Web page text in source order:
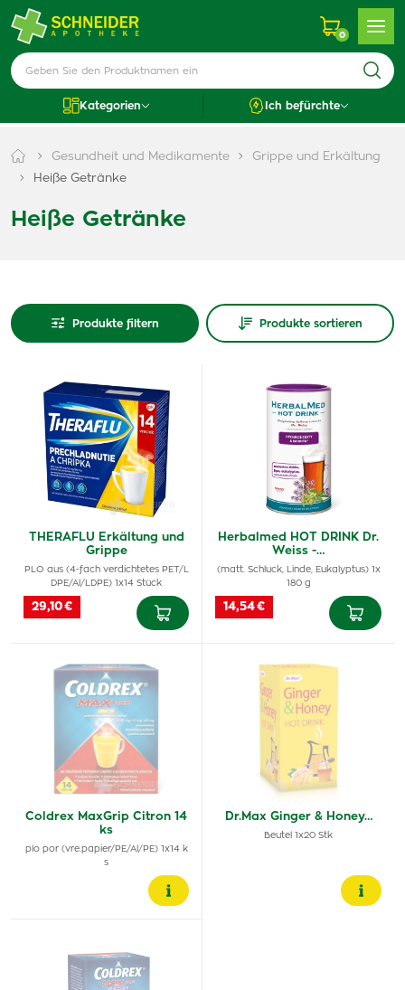
0
Kategorien Ich befürchte
Gesundheit und Medikamente
Grippe und Erkältung
Heiße Getränke
Heiße Getränke
Produkte filtern Produkte sortieren
THERAFLU Erkältung und
Grippe
PLO aus (4-fach verdichtetes PET/L
DPE/Al/LDPE) 1x14 Stück
29,10 €
Herbalmed HOT DRINK Dr.
Weiss -…
(matt. Schluck, Linde, Eukalyptus) 1x
180 g
14,54 €
Coldrex MaxGrip Citron 14
ks
plo por (vre.papier/PE/Al/PE) 1x14 k
s
Dr.Max Ginger & Honey…
Beutel 1x20 Stk